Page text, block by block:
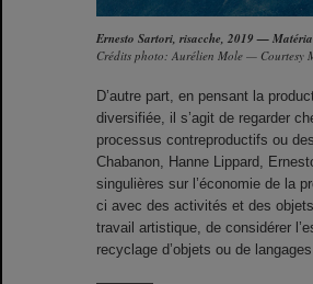
Ernesto Sartori, risacche, 2019 —
Crédits photo: Aurélien Mole — Courtesy
D’autre part, en pensant la
diversifiée, il s’agit de regarder
processus contreproductifs ou
Chabanon, Hanne Lippard,
singulières sur l’économie de la
ci avec des activités et des
travail artistique, de considérer
recyclage d’objets ou de